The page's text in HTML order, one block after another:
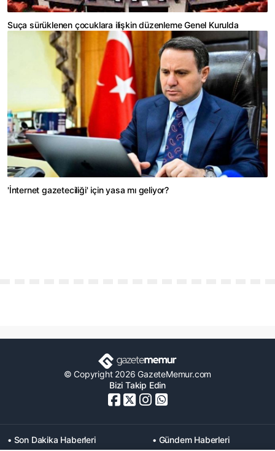
Suça sürüklenen çocuklara ilişkin düzenleme Genel Kurulda
'İnternet gazeteciliği' için yasa mı geliyor?
© Copyright 2026 GazeteMemur.com
Bizi Takip Edin
• Son Dakika Haberleri
• Gündem Haberleri